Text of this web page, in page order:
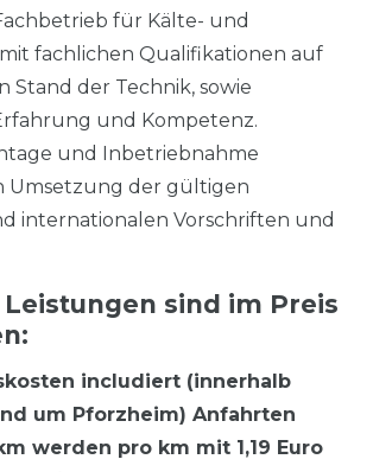
für Kälte- und
fachlichen Qualifikationen auf
Stand der Technik, sowie
und Kompetenz.
und Inbetriebnahme
Umsetzung der gültigen
internationalen Vorschriften und
sind im Preis
includiert (innerhalb
um Pforzheim) Anfahrten
werden pro km mit 1,19 Euro